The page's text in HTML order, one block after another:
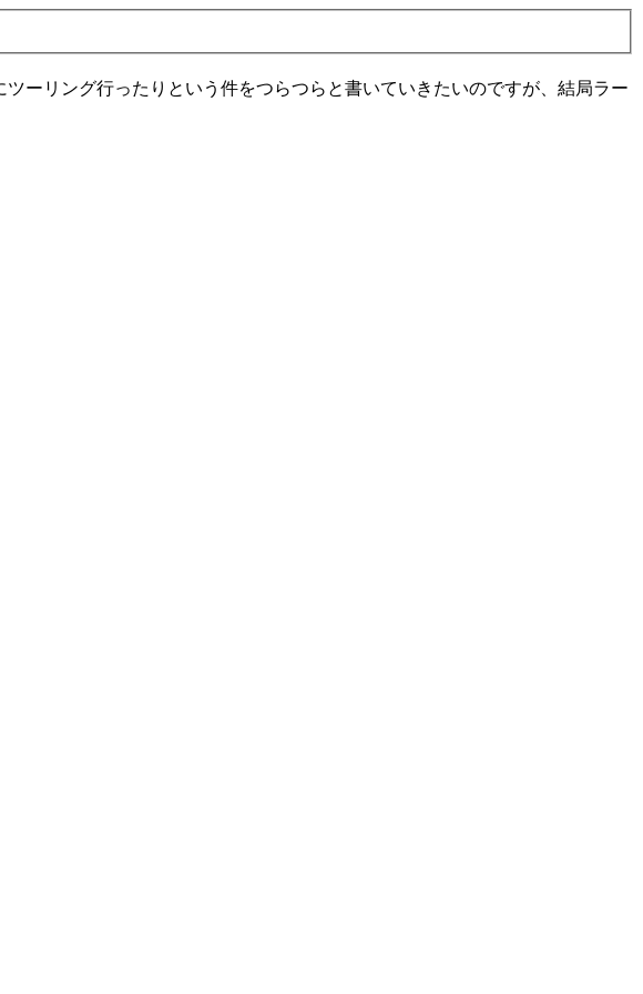
ーリング行ったりという件をつらつらと書いていきたいのですが、結局ラー